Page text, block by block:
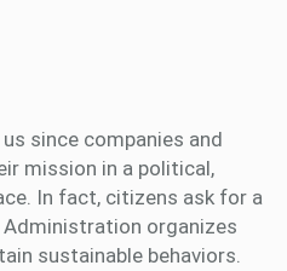
since companies and
mission in a political,
In fact, citizens ask for a
organizes
sustainable behaviors.